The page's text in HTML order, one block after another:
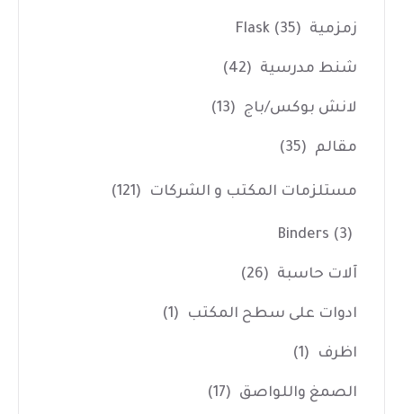
زمزمية Flask (35)
شنط مدرسية (42)
لانش بوكس/باج (13)
مقالم (35)
مستلزمات المكتب و الشركات (121)
Binders (3)
آلات حاسبة (26)
ادوات على سطح المكتب (1)
اظرف (1)
الصمغ واللواصق (17)